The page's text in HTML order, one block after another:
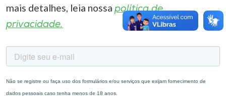
mais detalhes, leia nossa política de
privacidade.